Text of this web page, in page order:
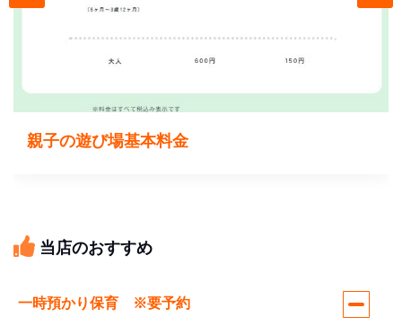
親子の遊び場基本料金
当店のおすすめ
一時預かり保育 ※要予約